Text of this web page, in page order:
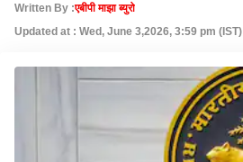
Written By :एबीपी माझा ब्युरो
Updated at : Wed, June 3,2026, 3:59 pm (IST)